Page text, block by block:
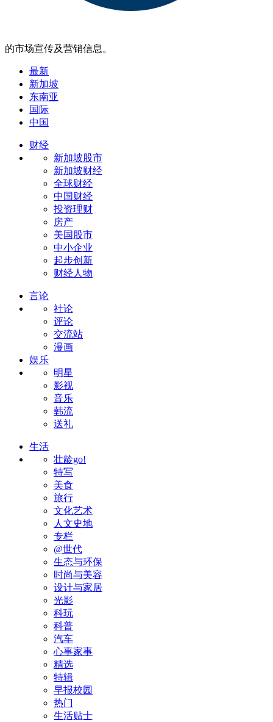
的市场宣传及营销信息。
最新
新加坡
东南亚
国际
中国
财经
新加坡股市
新加坡财经
全球财经
中国财经
投资理财
房产
美国股市
中小企业
起步创新
财经人物
言论
社论
评论
交流站
漫画
娱乐
明星
影视
音乐
韩流
送礼
生活
壮龄go!
特写
美食
旅行
文化艺术
人文史地
专栏
@世代
生态与环保
时尚与美容
设计与家居
光影
科玩
科普
汽车
心事家事
精选
特辑
早报校园
热门
生活贴士